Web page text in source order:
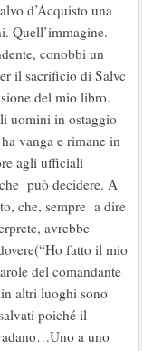
d’Acquisto una
Quell’immagine.
conobbi un
il sacrificio di Salvc
del mio libro.
uomini in ostaggio
vanga e rimane in
agli ufficiali
può decidere. A
che, sempre a dire
avrebbe
fatto il mio
del comandante
altri luoghi sono
poiché il
a uno